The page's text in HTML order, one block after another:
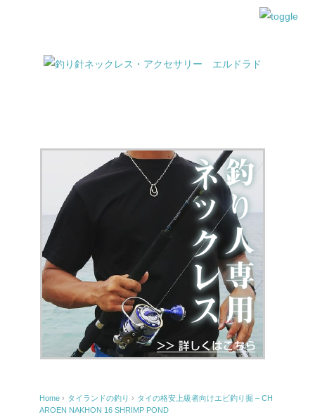
Home › タイランドの釣り › タイの格安上級者向けエビ釣り掘 – CH
AROEN NAKHON 16 SHRIMP POND